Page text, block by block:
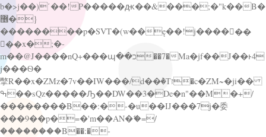
b�>j��)΄��!P�����ԫ��&���;�"k��B�
޶�}
��������p�SVT�(w��ę��!j������
��x�;�-
m��@J����nQ+���պ��כ��7�Ma�jf��J��ͱ4
j���Ѳ�
撆R��x�ZMz�7v��IW���/d��ٞ�Тז�c�ZM~�ji��
ߒ��sQz�����Ԡ��DW��3�De�n"��M�+/
��������B��:�-�u��IJ���7j�委
���9��p�=�'m��AN�ޭ�=/
��������B��:�-